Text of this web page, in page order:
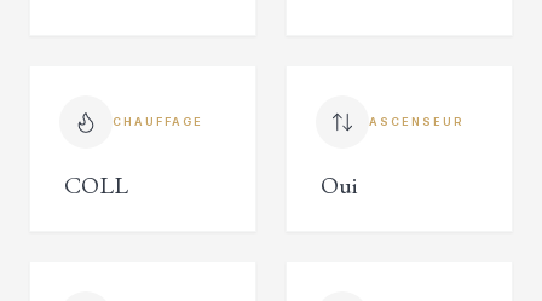
CHAUFFAGE
COLL
ASCENSEUR
Oui